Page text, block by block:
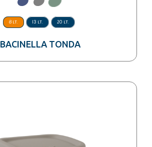
8 LT. 13 LT. 20 LT.
BACINELLA TONDA